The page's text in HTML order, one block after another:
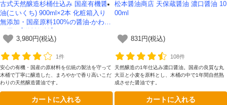
古式天然醸造杉桶仕込み 国産有機醤
油(こいくち) 900ml×2本 化粧箱入り
無添加・国産原料100%の醤油-かわし
3,980円(税込)
1件
安心の有機・国産の原材料を伝統の製法を守って
木桶で丁寧に醸造した、まろやかで香り高いこだ
わりの天然醸造醤油です。
カートに入れる
松本醤油商店 天保蔵醤油 濃口醤油 10
00ml
831円(税込)
108件
天然醸造の1年仕込み濃口醤油。国産の良質な丸
大豆と小麦を原料とし、木桶の中で1年間自然熟
成させた醤油です。
カートに入れる